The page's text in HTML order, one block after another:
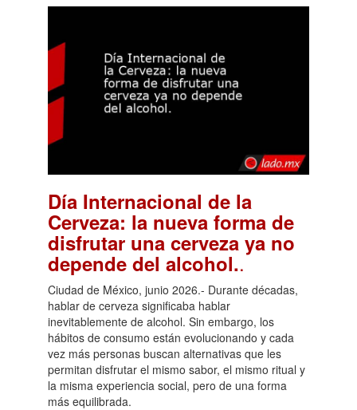
Día Internacional de la
Cerveza: la nueva forma de
disfrutar una cerveza ya no
depende del alcohol..
Ciudad de México, junio 2026.- Durante décadas,
hablar de cerveza significaba hablar
inevitablemente de alcohol. Sin embargo, los
hábitos de consumo están evolucionando y cada
vez más personas buscan alternativas que les
permitan disfrutar el mismo sabor, el mismo ritual y
la misma experiencia social, pero de una forma
más equilibrada.